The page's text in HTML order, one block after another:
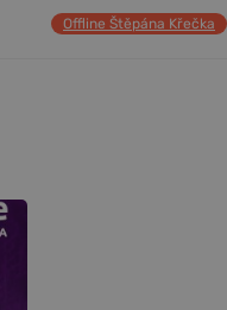
Offline Štěpána Křečka